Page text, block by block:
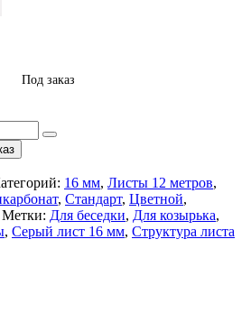
Под заказ
16 мм, Листы 12 метров,
, Стандарт, Цветной,
Метки: Для беседки, Для козырька,
, Серый лист 16 мм, Структура листа